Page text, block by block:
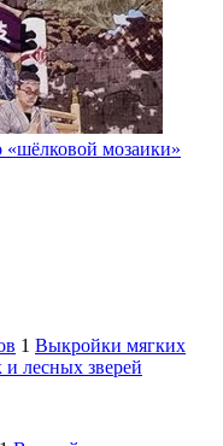
«шёлковой мозаики»
1 Выкройки мягких
лесных зверей